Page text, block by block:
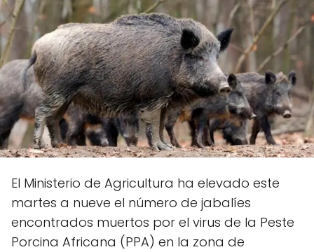
El Ministerio de Agricultura ha elevado este
martes a nueve el número de jabalíes
encontrados muertos por el virus de la Peste
Porcina Africana (PPA) en la zona de